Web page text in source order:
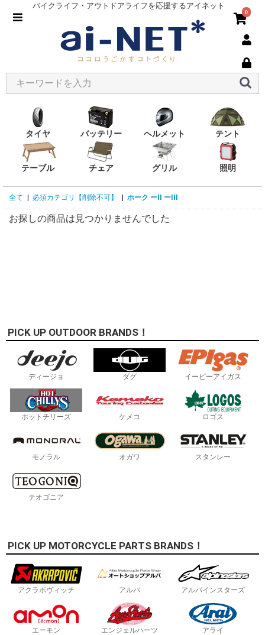
バイクライフ・アウトドアライフを応援するアイネット
0
タイヤ バッテリー ヘルメット テント
テーブル チェア グリル 照明
全て 必須カテゴリ【削除不可】 ホーク ーII ーIII
お探しの商品は見つかりませんでした
PICK UP OUTDOOR BRANDS！
ディージョ ダグ イーピーアイガス
ホットチリーズ ケメコ ロゴス
モノラル オガワ スタンレー
テオゴニア
PICK UP MOTORCYCLE PARTS BRANDS！
アクラポヴィッチ アルバ アルパインスターズ
エーモン エンジェルハーツ アライ